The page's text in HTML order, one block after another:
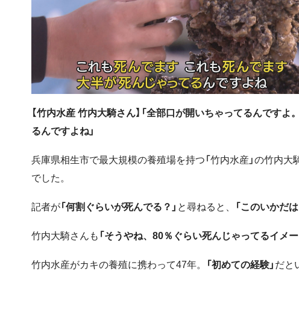
【竹内水産 竹内大騎さん】「全部口が開いちゃってるんです
るんですよね」
兵庫県相生市で最大規模の養殖場を持つ「竹内水産」の竹内
でした。
記者が「何割ぐらいが死んでる？」 と尋ねると、 「このいかだ
竹内大騎さんも 「そうやね、80％ぐらい死んじゃってるイメー
竹内水産がカキの養殖に携わって47年。 「初めての経験」だと